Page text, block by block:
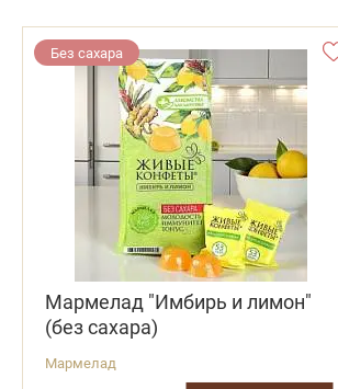
Без сахара
Мармелад "Имбирь и лимон"
(без сахара)
Мармелад